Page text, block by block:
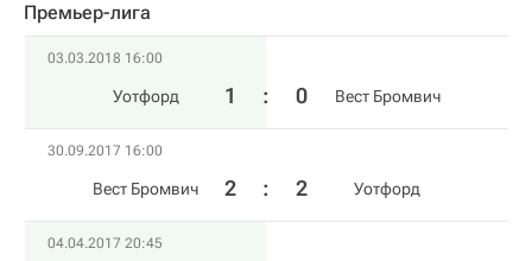
Премьер-лига
03.03.2018 16:00
Уотфорд 1 : 0 Вест Бромвич
30.09.2017 16:00
Вест Бромвич 2 : 2 Уотфорд
04.04.2017 20:45